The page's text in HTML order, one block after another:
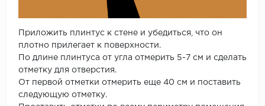
Приложить плинтус к стене и убедиться, что он
плотно прилегает к поверхности.
По длине плинтуса от угла отмерить 5-7 см и сделать
отметку для отверстия.
От первой отметки отмерить еще 40 см и поставить
следующую отметку.